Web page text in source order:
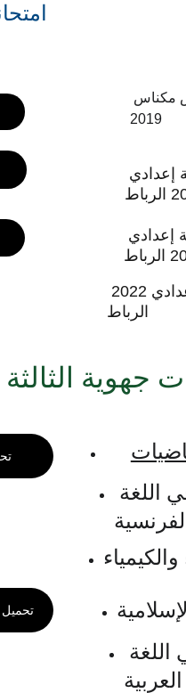
مكناس
2019
إعدادي
إعدادي
الرباط
اللغة
الفرنسية
اللغة
العربية
جهوية
تحميل